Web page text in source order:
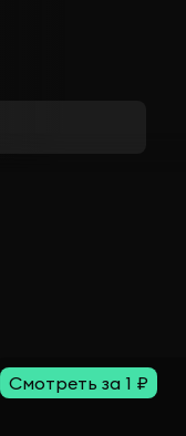
Смотреть за 1 ₽